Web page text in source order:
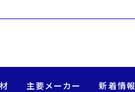
主要メーカー 新着情報